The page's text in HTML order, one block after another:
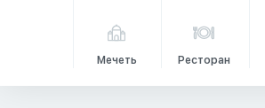
Мечеть Ресторан